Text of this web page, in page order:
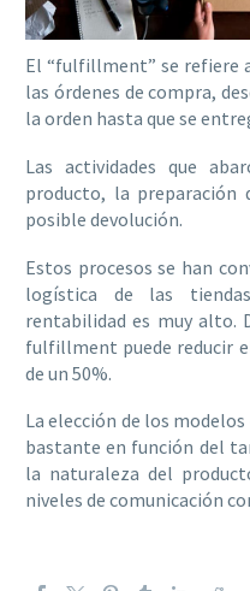
El “fulfillment” se refiere
las órdenes de compra,
la orden hasta que se
Las actividades que
producto, la
posible devolución.
Estos procesos se han
logística de las
rentabilidad es muy alto.
fulfillment puede reducir
de un 50%.
La elección de los
bastante en función del
la naturaleza del
niveles de comunicación